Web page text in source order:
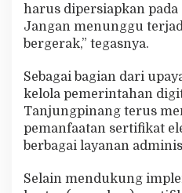
harus dipersiapkan pada
Jangan menunggu
bergerak,” tegasnya.
Sebagai bagian dari
kelola pemerintahan
Tanjungpinang terus
pemanfaatan sertifikat
berbagai layanan
Selain mendukung